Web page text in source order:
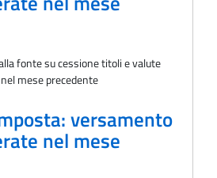
fonte su cessione titoli e valute
mese precedente
versamento
nel mese